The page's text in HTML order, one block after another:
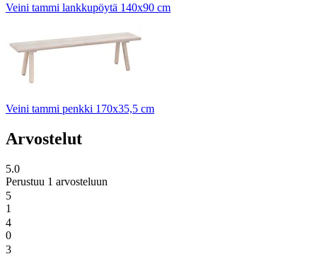
Veini tammi lankkupöytä 140x90 cm
Veini tammi penkki 170x35,5 cm
Arvostelut
5.0
Perustuu 1 arvosteluun
5
1
4
0
3